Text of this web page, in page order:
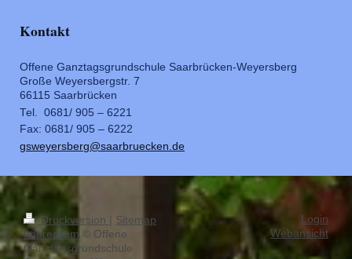
Kontakt
Offene Ganztagsgrundschule Saarbrücken-Weyersberg
Große Weyersbergstr. 7
66115 Saarbrücken
Tel. 0681/ 905 – 6221
Fax: 0681/ 905 – 6222
gsweyersberg@saarbruecken.de
Druckversion
Sitemap
Impressum © Offene
Ganztagsgrundschule
Login
Webansicht